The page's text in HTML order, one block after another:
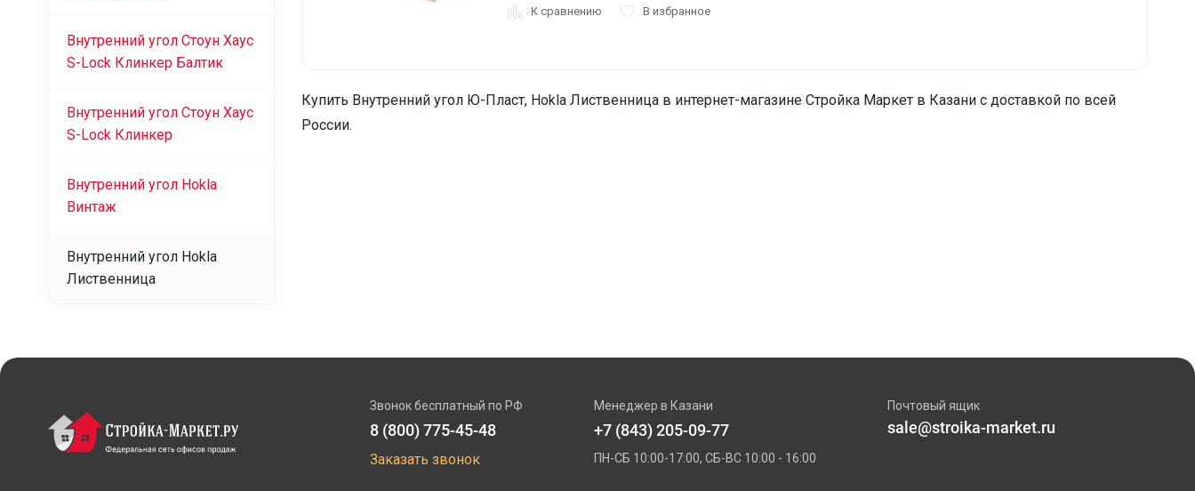
К сравнению В избранное
Купить Внутренний угол Ю-Пласт, Hokla Лиственница в интернет-магазине Стройка Маркет в Казани с доставкой по всей
России.
Внутренний угол Стоун Хаус
S-Lock Клинкер Балтик
Внутренний угол Стоун Хаус
S-Lock Клинкер
Внутренний угол Hokla
Винтаж
Внутренний угол Hokla
Лиственница
Звонок бесплатный по РФ
8 (800) 775-45-48
Заказать звонок
Менеджер в Казани
+7 (843) 205-09-77
ПН-СБ 10:00-17:00, СБ-ВС 10:00 - 16:00
Почтовый ящик
sale@stroika-market.ru